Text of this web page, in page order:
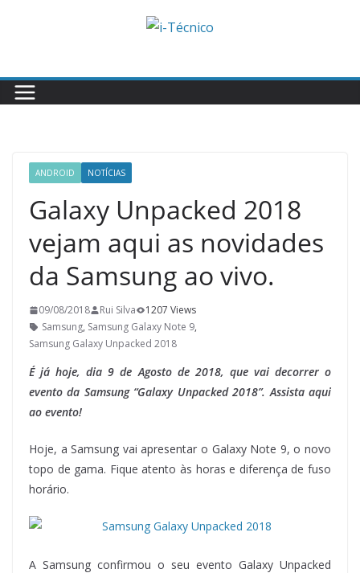
ANDROID NOTÍCIAS
Galaxy Unpacked 2018
vejam aqui as novidades
da Samsung ao vivo.
09/08/2018 Rui Silva
1207 Views
Samsung, Samsung Galaxy Note 9,
Samsung Galaxy Unpacked 2018
É já hoje, dia 9 de Agosto de 2018, que vai decorrer o
evento da Samsung “Galaxy Unpacked 2018”. Assista aqui
ao evento!
Hoje, a Samsung vai apresentar o Galaxy Note 9, o novo
topo de gama. Fique atento às horas e diferença de fuso
horário.
A Samsung confirmou o seu evento Galaxy Unpacked